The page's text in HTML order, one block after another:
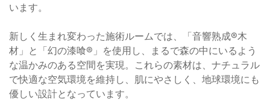
います。
新しく生まれ変わった施術ルームでは、「音響熟成®木
材」と「幻の漆喰®」を使用し、まるで森の中にいるよう
な温かみのある空間を実現。これらの素材は、ナチュラル
で快適な空気環境を維持し、肌にやさしく、地球環境にも
優しい設計となっています。